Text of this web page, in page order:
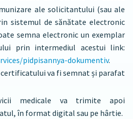
ale solicitantului (sau ale
sistemul de sănătate electronic
semna electronic un exemplar
prin intermediul acestui link:
pidpisannya-dokumentiv.
va fi semnat și parafat
medicale va trimite apoi
în format digital sau pe hârtie.